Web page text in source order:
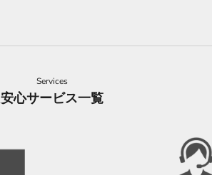
Services
安心サービス一覧